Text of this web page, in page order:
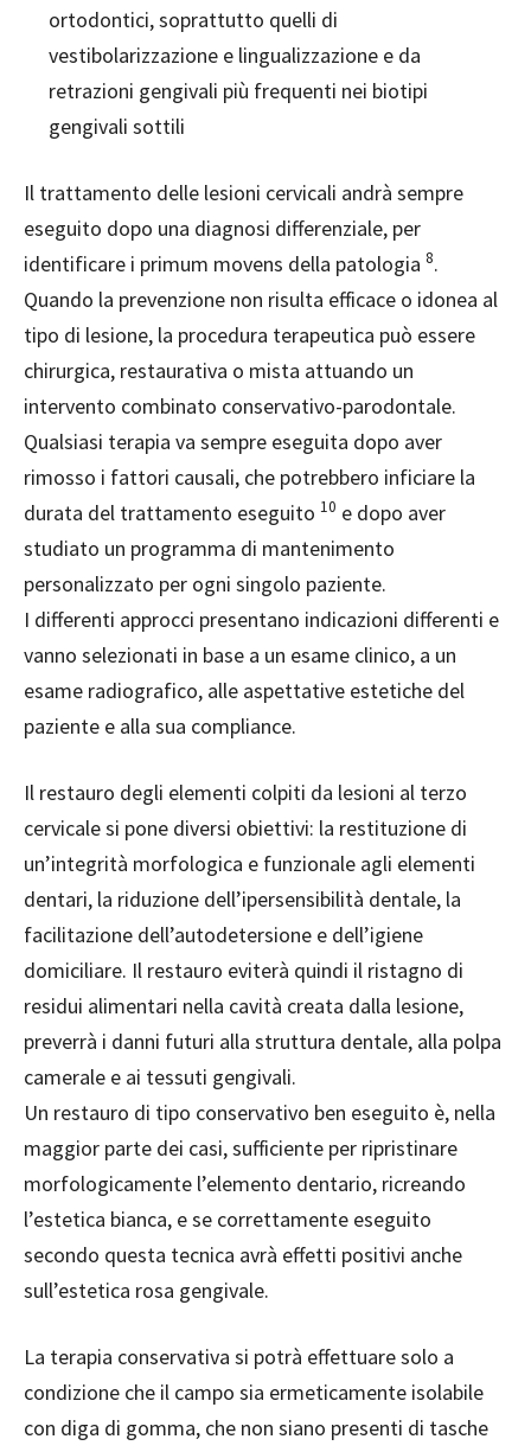
ortodontici, soprattutto quelli di
vestibolarizzazione e lingualizzazione e da
retrazioni gengivali più frequenti nei biotipi
gengivali sottili
Il trattamento delle lesioni cervicali andrà sempre
eseguito dopo una diagnosi differenziale, per
identificare i primum movens della patologia 8.
Quando la prevenzione non risulta efficace o idonea al
tipo di lesione, la procedura terapeutica può essere
chirurgica, restaurativa o mista attuando un
intervento combinato conservativo-parodontale.
Qualsiasi terapia va sempre eseguita dopo aver
rimosso i fattori causali, che potrebbero inficiare la
durata del trattamento eseguito 10 e dopo aver
studiato un programma di mantenimento
personalizzato per ogni singolo paziente.
I differenti approcci presentano indicazioni differenti e
vanno selezionati in base a un esame clinico, a un
esame radiografico, alle aspettative estetiche del
paziente e alla sua compliance.
Il restauro degli elementi colpiti da lesioni al terzo
cervicale si pone diversi obiettivi: la restituzione di
un’integrità morfologica e funzionale agli elementi
dentari, la riduzione dell’ipersensibilità dentale, la
facilitazione dell’autodetersione e dell’igiene
domiciliare. Il restauro eviterà quindi il ristagno di
residui alimentari nella cavità creata dalla lesione,
preverrà i danni futuri alla struttura dentale, alla polpa
camerale e ai tessuti gengivali.
Un restauro di tipo conservativo ben eseguito è, nella
maggior parte dei casi, sufficiente per ripristinare
morfologicamente l’elemento dentario, ricreando
l’estetica bianca, e se correttamente eseguito
secondo questa tecnica avrà effetti positivi anche
sull’estetica rosa gengivale.
La terapia conservativa si potrà effettuare solo a
condizione che il campo sia ermeticamente isolabile
con diga di gomma, che non siano presenti di tasche